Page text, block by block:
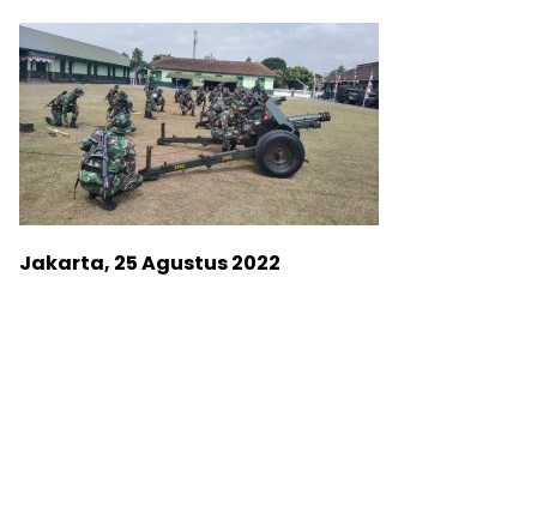
Jakarta, 25 Agustus 2022